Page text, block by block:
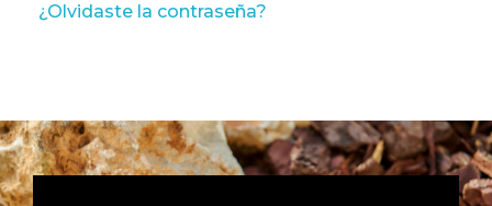
¿Olvidaste la contraseña?